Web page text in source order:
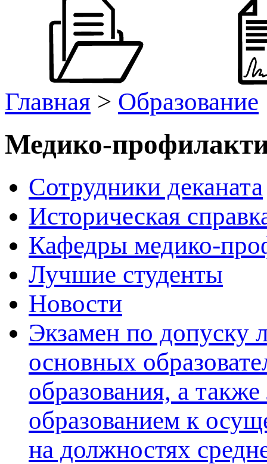
Главная > Образование
Медико-
Сотрудники деканата
Историческая
Кафедры медико-
Лучшие студенты
Новости
Экзамен по допуску
основных
образования, а
образованием к
на должностях